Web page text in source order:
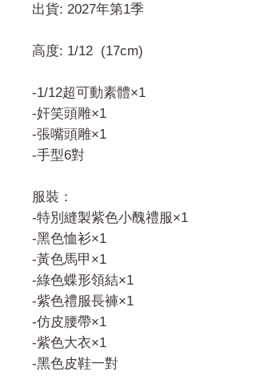
出貨: 2027年第1季
高度: 1/12 (17cm)
-1/12超可動素體×1
-奸笑頭雕×1
-張嘴頭雕×1
-手型6對
服裝：
-特別縫製紫色小醜禮服×1
-黑色恤衫×1
-黃色馬甲×1
-綠色蝶形領結×1
-紫色禮服長褲×1
-仿皮腰帶×1
-紫色大衣×1
-黑色皮鞋一對